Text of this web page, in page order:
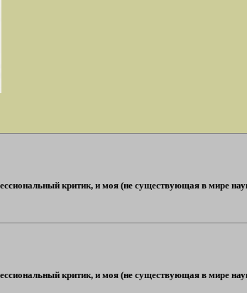
критик, и моя (не существующая в мире
критик, и моя (не существующая в мире